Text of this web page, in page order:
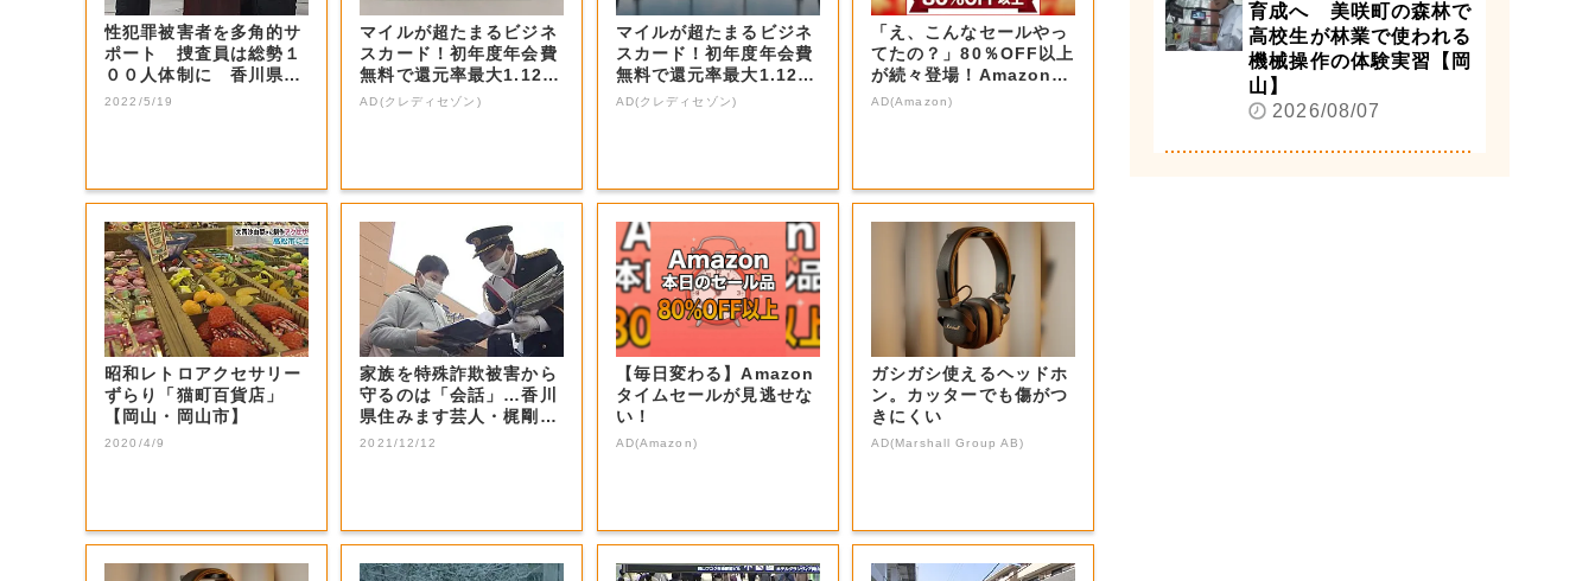
性犯罪被害者を多角的サ
ポート 捜査員は総勢１
００人体制に 香川県警
【香川】
2022/5/19
マイルが超たまるビジネ
スカード！初年度年会費
無料で還元率最大1.12
5%
AD(クレディセゾン)
マイルが超たまるビジネ
スカード！初年度年会費
無料で還元率最大1.12
5%
AD(クレディセゾン)
「え、こんなセールやっ
てたの？」80％OFF以上
が続々登場！Amazonの
本気が...
AD(Amazon)
昭和レトロアクセサリー
ずらり「猫町百貨店」
【岡山・岡山市】
2020/4/9
家族を特殊詐欺被害から
守るのは「会話」…香川
県住みます芸人・梶剛さ
んが一日警察署...
2021/12/12
【毎日変わる】Amazon
タイムセールが見逃せな
い！
AD(Amazon)
ガシガシ使えるヘッドホ
ン。カッターでも傷がつ
きにくい
AD(Marshall Group AB)
育成へ 美咲町の森林で
高校生が林業で使われる
機械操作の体験実習【岡
山】
2026/08/07